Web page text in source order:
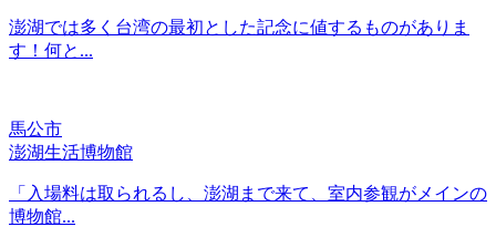
澎湖では多く台湾の最初とした記念に値するものがありま
す！何と...
馬公市
澎湖生活博物館
「入場料は取られるし、澎湖まで来て、室内参観がメインの
博物館...